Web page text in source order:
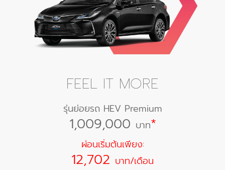
FEEL IT MORE
รุ่นย่อยรถ HEV Premium
1,009,000 บาท*
ผ่อนเริ่มต้นเพียง:
12,702 บาท/เดือน